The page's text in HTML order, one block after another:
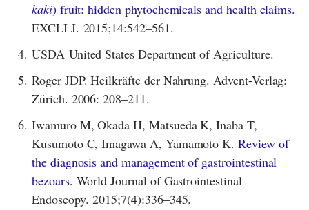
kaki) fruit: hidden phytochemicals and health claims.
EXCLI J. 2015;14:542–561.
4. USDA United States Department of Agriculture.
5. Roger JDP. Heilkräfte der Nahrung. Advent-Verlag:
Zürich. 2006: 208–211.
6. Iwamuro M, Okada H, Matsueda K, Inaba T,
Kusumoto C, Imagawa A, Yamamoto K.Review of
the diagnosis and management of gastrointestinal
bezoars. World Journal of Gastrointestinal
Endoscopy. 2015;7(4):336–345.